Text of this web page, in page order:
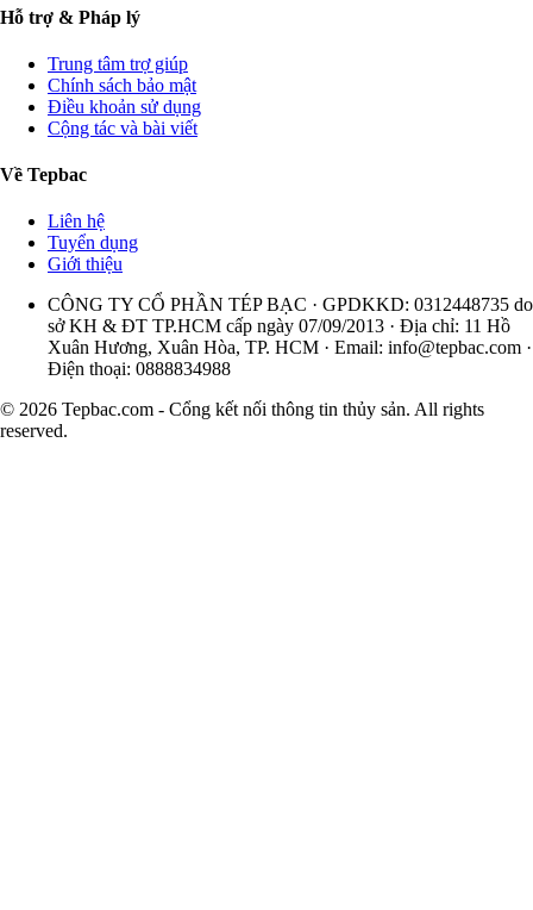
Hỗ trợ & Pháp lý
Trung tâm trợ giúp
Chính sách bảo mật
Điều khoản sử dụng
Cộng tác và bài viết
Về Tepbac
Liên hệ
Tuyển dụng
Giới thiệu
CÔNG TY CỔ PHẦN TÉP BẠC · GPDKKD: 0312448735 do
sở KH & ĐT TP.HCM cấp ngày 07/09/2013 · Địa chỉ: 11 Hồ
Xuân Hương, Xuân Hòa, TP. HCM · Email: info@tepbac.com ·
Điện thoại: 0888834988
© 2026 Tepbac.com - Cổng kết nối thông tin thủy sản. All rights
reserved.